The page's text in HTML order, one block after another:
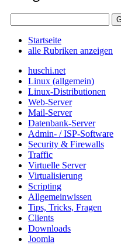
Startseite
alle Rubriken anzeigen
huschi.net
Linux (allgemein)
Linux-Distributionen
Web-Server
Mail-Server
Datenbank-Server
Admin- / ISP-Software
Security & Firewalls
Traffic
Virtuelle Server
Virtualisierung
Scripting
Allgemeinwissen
Tips, Tricks, Fragen
Clients
Downloads
Joomla